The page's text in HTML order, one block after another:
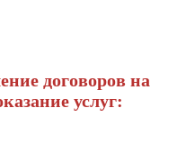
договоров на
услуг: